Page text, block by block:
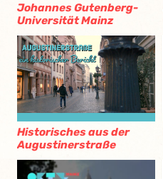
Johannes Gutenberg-
Universität Mainz
Historisches aus der
Augustinerstraße